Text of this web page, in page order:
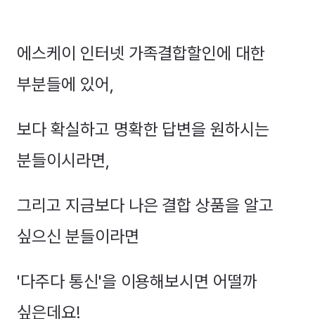
에스케이 인터넷 가족결합할인에 대한
부분들에 있어,
보다 확실하고 명확한 답변을 원하시는
분들이시라면,
그리고 지금보다 나은 결합 상품을 알고
싶으신 분들이라면
'다주다 통신'을 이용해보시면 어떨까
싶은데요!